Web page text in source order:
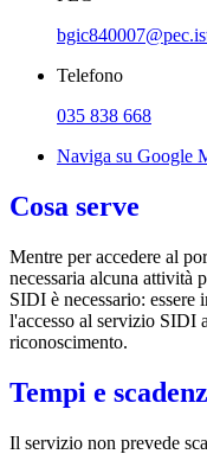
Telefono
035 838 668
Naviga su Google
Cosa serve
Mentre per accedere al
necessaria alcuna attività
SIDI è necessario: essere
l'accesso al servizio SIDI
riconoscimento.
Tempi e
Il servizio non prevede